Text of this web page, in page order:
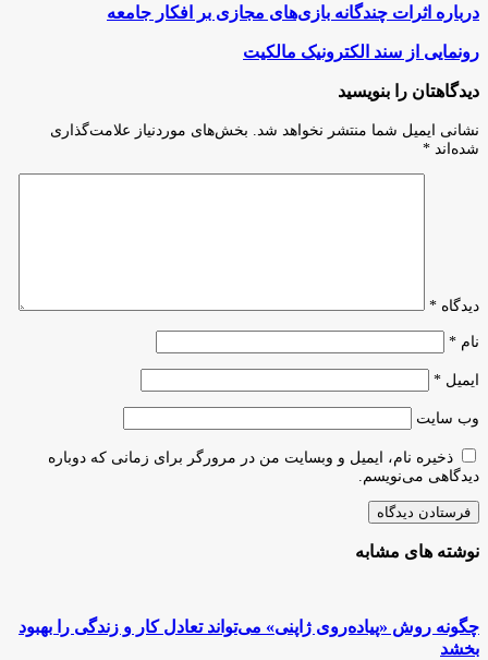
درباره
اثرات
چندگانه
بازی‌های
مجازی
بر
افکار
جامعه
درباره اثرات چندگانه بازی‌های مجازی بر افکار جامعه
رونمایی
سند
الکترونیک
مالکیت
رونمایی از سند الکترونیک مالکیت
دیدگاهتان را بنویسید
نشانی ایمیل شما منتشر نخواهد شد.
بخش‌های موردنیاز علامت‌گذاری
شده‌اند *
دیدگاه *
نام *
ایمیل *
وب‌ سایت
ذخیره نام، ایمیل و وبسایت من در مرورگر برای زمانی که دوباره
دیدگاهی می‌نویسم.
نوشته های مشابه
چگونه روش «پیاده‌روی ژاپنی» می‌تواند تعادل کار و زندگی را بهبود
بخشد